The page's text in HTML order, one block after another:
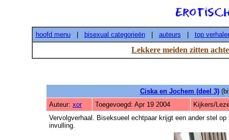
hoofd menu| bisexual categorieën| auteurs top
Lekkere meiden zitten
Ciska en Jochem (deel 3)
Auteur: xor Toegevoegd: Apr 19 2004
Kijkers/
Vervolgverhaal. Biseksueel echtpaar krijgt een ander stel
invulling.